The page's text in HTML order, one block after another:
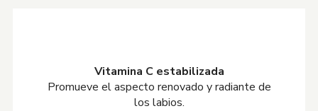
Vitamina C estabilizada
Promueve el aspecto renovado y radiante de
los labios.